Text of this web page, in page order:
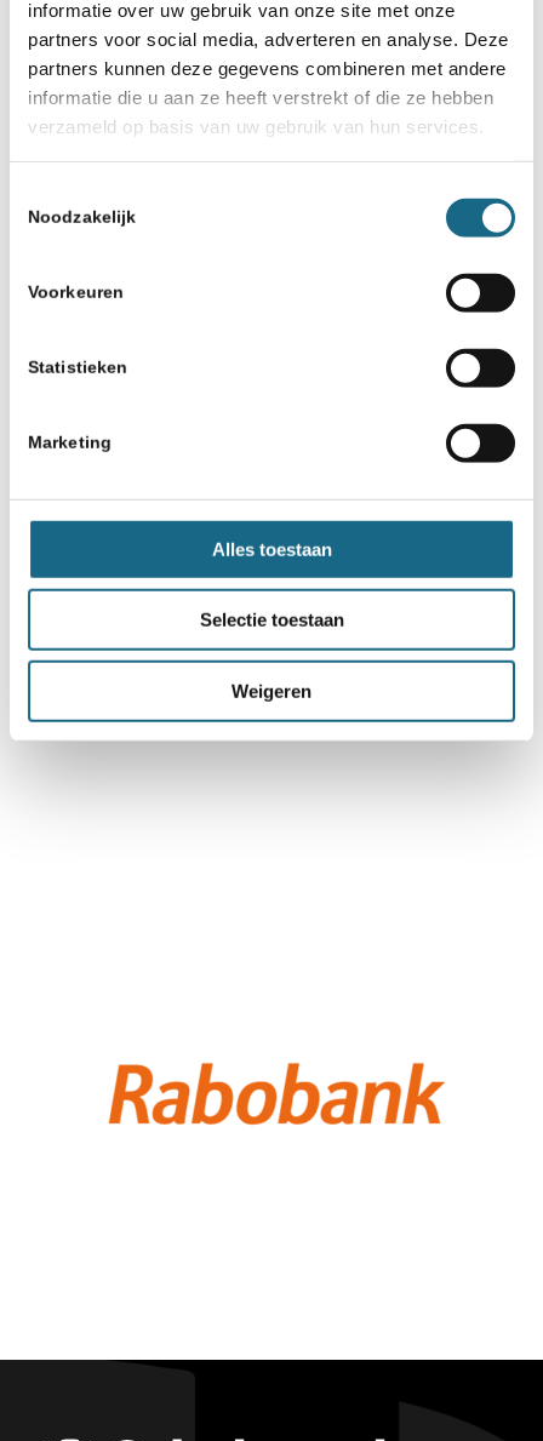
informatie over uw gebruik van onze site met onze
partners voor social media, adverteren en analyse. Deze
partners kunnen deze gegevens combineren met andere
informatie die u aan ze heeft verstrekt of die ze hebben
verzameld op basis van uw gebruik van hun services.
Noodzakelijk
Voorkeuren
Statistieken
Marketing
Alles toestaan
Selectie toestaan
Weigeren